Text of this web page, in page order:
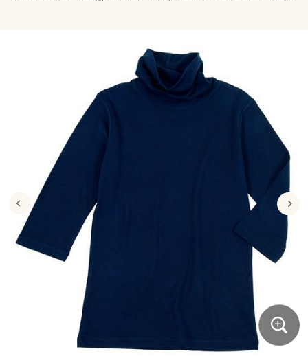
ジュニア・ティーンズ下着
キッチン・雑貨・日用品
寝具・インテリア・家具
寝具・インテリア・家具通販すべて
家具・収納
寝具・ベッド
カーテン・ラグ・ファブリック
美容・健康通販すべて
美容・健康・サプリメント
制服・スクール
制服・スクールすべて
制服・学生服
ジュニア・ティーンズ下着
大きいサイズ
大きいサイズ通販すべて
大きいサイズ レディース服
大きいサイズ レディース下着
大きいサイズ メンズ
バーゲン
バーゲンセール
シークレットセール
詳細検索
商品カテゴリ一覧
キッチン・雑貨・日用品
寝具・インテリア・家具通販すべて
寝具・ベッド
カーテン・ラグ・ファブリック
美容・健康通販すべて
美容・健康・サプリメント
制服・スクール
制服・スクールすべて
制服・学生服
ジュニア・ティーンズ下着
大きいサイズ
大きいサイズ通販すべて
大きいサイズ レディース服
大きいサイズ レディース下着
大きいサイズ メンズ
大きいサイズ 事務・制服
バーゲン
バーゲンセール
シークレットセール
詳細検索
商品カテゴリ一覧
カタログ・チラシからのご注文